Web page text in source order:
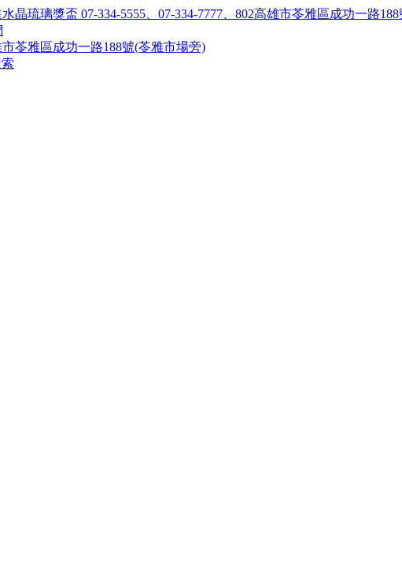
市苓雅區成功一路188號(苓雅市場旁)